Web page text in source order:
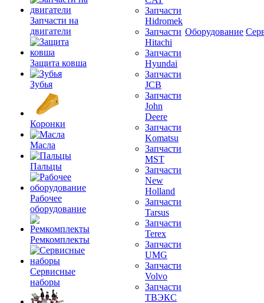
Запчасти на
двигатели
Защита ковша
Зубья
Коронки
Масла
Пальцы
Рабочее
оборудование
Ремкомплекты
Сервисные
наборы
Запчасти
Hidromek
Запчасти
Hitachi
Запчасти
Hyundai
Запчасти
JCB
Запчасти
John
Deere
Запчасти
Komatsu
Запчасти
MST
Запчасти
New
Holland
Запчасти
Tarsus
Запчасти
Terex
Запчасти
UMG
Запчасти
Volvo
Запчасти
ТВЭКС
Оборудование